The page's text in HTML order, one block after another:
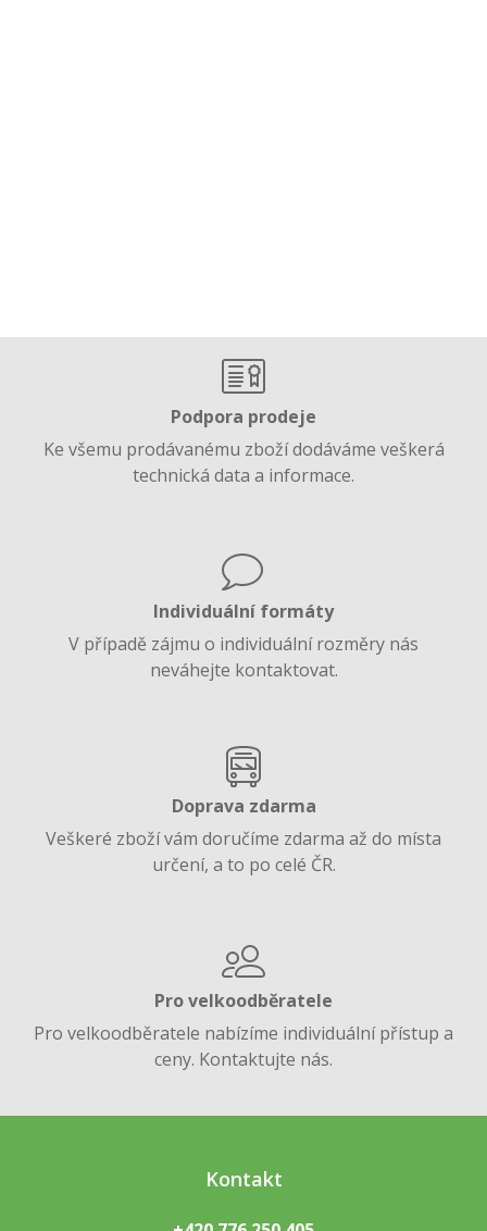
Podpora prodeje
Ke všemu prodávanému zboží dodáváme veškerá
technická data a informace.
Individuální formáty
V případě zájmu o individuální rozměry nás
neváhejte kontaktovat.
Doprava zdarma
Veškeré zboží vám doručíme zdarma až do místa
určení, a to po celé ČR.
Pro velkoodběratele
Pro velkoodběratele nabízíme individuální přístup a
ceny. Kontaktujte nás.
Kontakt